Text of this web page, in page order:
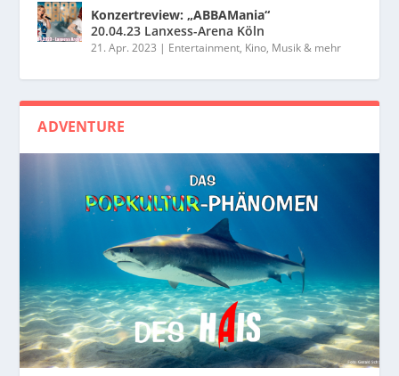
Konzertreview: „ABBAMania“
20.04.23 Lanxess-Arena Köln
21. Apr. 2023 | Entertainment, Kino, Musik & mehr
ADVENTURE